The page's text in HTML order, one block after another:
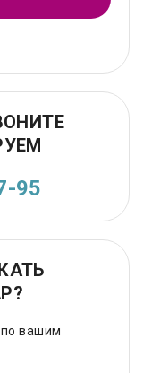
95
вашим